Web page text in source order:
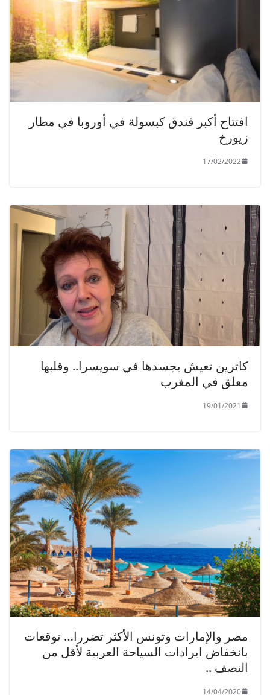
افتتاح أكبر فندق كبسولة في أوروبا في مطار
زيورخ
17/02/2022
كاترين تعيش بجسدها في سويسرا.. وقلبها
معلق في المغرب
19/01/2021
مصر والإمارات وتونس الأكثر تضررا… توقعات
بانخفاض ايرادات السياحة العربية لأقل من
النصف ..
14/04/2020